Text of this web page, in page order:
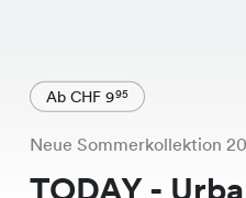
Ab CHF 995
Neue Sommerkollektion
TODAY -